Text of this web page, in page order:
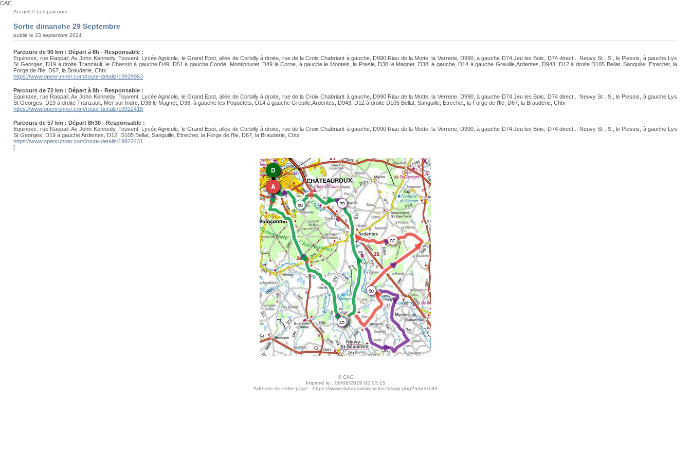
CAC
Vous
ici
:
Accueil >Les parcours
Sortie dimanche 29 Septembre
publié le 23 septembre 2024
Parcours de 90 km : Départ à 8h - Responsable :
Equinoxe, rue Raspail, Av John Kennedy, Touvent, Lycée Agricole, le Grand Epot, allée de Corbilly à droite, rue de la Croix Chabriant à gauche, D990 Riau de la Motte, la Verrerie, D990, à gauche D74 Jeu les Bois, D74 direct... Neuvy St . S., le Plessis, à gauche Lys
St Georges, D19 à droite Tranzault, le Chassin à gauche D49, D51 à gauche Condé, Montipouret, D49 la Corne, à gauche le Monteis, la Presle, D38 le Magnet, D38, à gauche, D14 à gauche Greuille,Ardentes, D943, D12 à droite D105 Bellat, Sanguille, Etrechet, la
Forge de l’Ile, D67, la Brauderie, Chtx
https://www.openrunner.com/route-details/19928963
Parcours de 72 km : Départ à 8h - Responsable :
Equinoxe, rue Raspail, Av John Kennedy, Touvent, Lycée Agricole, le Grand Epot, allée de Corbilly à droite, rue de la Croix Chabriant à gauche, D990 Riau de la Motte, la Verrerie, D990, à gauche D74 Jeu les Bois, D74 direct... Neuvy St . S., le Plessis, à gauche Lys
St Georges, D19 à droite Tranzault, Mer sur Indre, D38 le Magnet, D38, à gauche les Poquetets, D14 à gauche Greuille,Ardentes, D943, D12 à droite D105 Bellat, Sanguille, Etrechet, la Forge de l’Ile, D67, la Brauderie, Chtx
https://www.openrunner.com/route-details/19922416
Parcours de 57 km : Départ 8h30 - Responsable :
Equinoxe, rue Raspail, Av John Kennedy, Touvent, Lycée Agricole, le Grand Epot, allée de Corbilly à droite, rue de la Croix Chabriant à gauche, D990 Riau de la Motte, la Verrerie, D990, à gauche D74 Jeu les Bois, D74 direct... Neuvy St . S., le Plessis, à gauche Lys
St Georges, D19 à gauche Ardentes, D12, D105 Bellat, Sanguille, Etrechet, la Forge de l’Ile, D67, la Brauderie, Chtx
https://www.openrunner.com/route-details/19922431
[
© CAC
Imprimé le : 06/08/2026 02:03:15
Adresse de cette page : https://www.clubdesamiscyclos.fr/spip.php?article183